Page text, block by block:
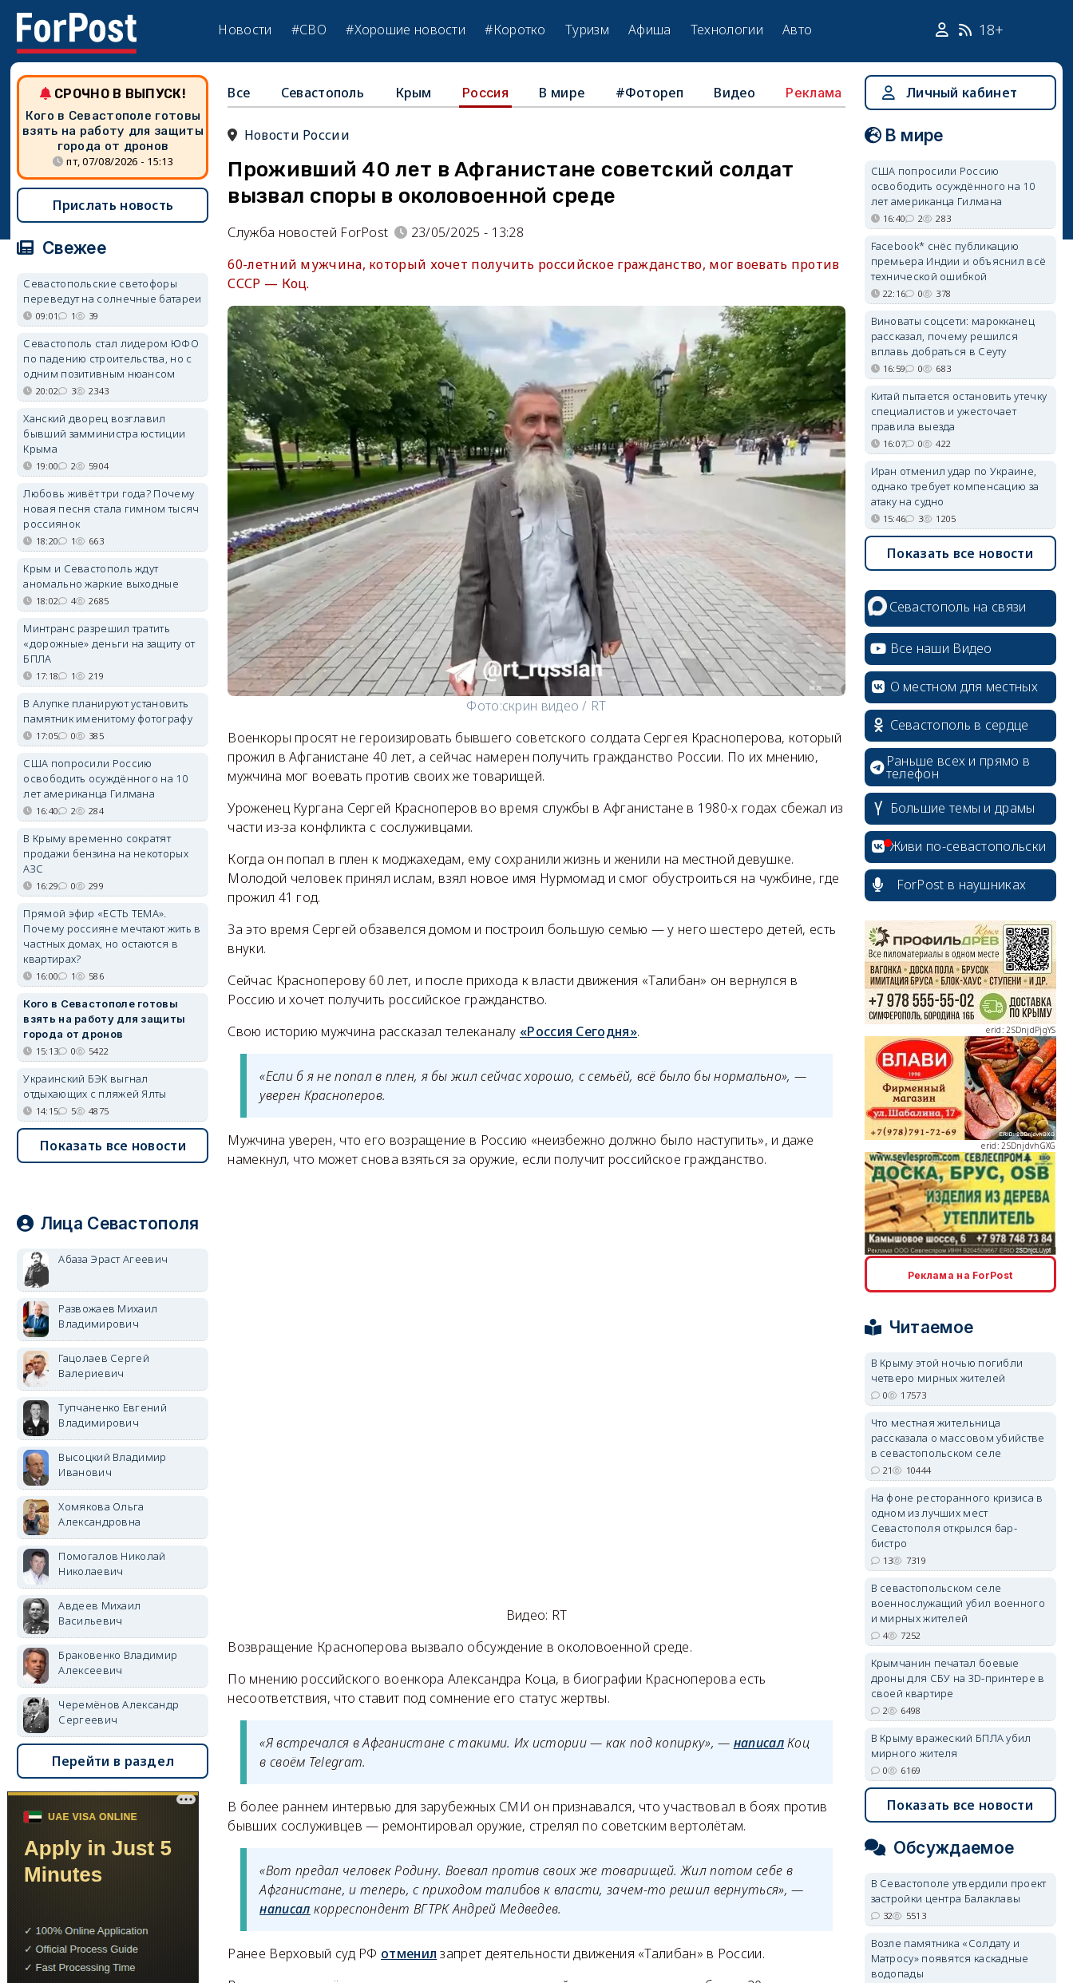
Новости #СВО #Хорошие новости #Коротко Туризм Афиша Технологии Авто 18+
Все Севастополь Крым Россия В мире #Фотореп Видео Реклама
Новости России
Проживший 40 лет в Афганистане советский солдат
вызвал споры в околовоенной среде
Служба новостей ForPost
23/05/2025 - 13:28
60-летний мужчина, который хочет получить российское гражданство, мог воевать против
СССР — Коц.
Фото:скрин видео / RT
Военкоры просят не героизировать бывшего советского солдата Сергея Красноперова, который
прожил в Афганистане 40 лет, а сейчас намерен получить гражданство России. По их мнению,
мужчина мог воевать против своих же товарищей.
Уроженец Кургана Сергей Красноперов во время службы в Афганистане в 1980-х годах сбежал из
части из-за конфликта с сослуживцами.
Когда он попал в плен к моджахедам, ему сохранили жизнь и женили на местной девушке.
Молодой человек принял ислам, взял новое имя Нурмомад и смог обустроиться на чужбине, где
прожил 41 год.
За это время Сергей обзавелся домом и построил большую семью — у него шестеро детей, есть
внуки.
Сейчас Красноперову 60 лет, и после прихода к власти движения «Талибан» он вернулся в
Россию и хочет получить российское гражданство.
Свою историю мужчина рассказал телеканалу «Россия Сегодня».
«Если б я не попал в плен, я бы жил сейчас хорошо, с семьёй, всё было бы нормально», —
уверен Красноперов.
Мужчина уверен, что его возращение в Россию «неизбежно должно было наступить», и даже
намекнул, что может снова взяться за оружие, если получит российское гражданство.
Видео: RT
Возвращение Красноперова вызвало обсуждение в околовоенной среде.
По мнению российского военкора Александра Коца, в биографии Красноперова есть
несоответствия, что ставит под сомнение его статус жертвы.
«Я встречался в Афганистане с такими. Их истории — как под копирку», — написалКоц
в своём Telegram.
В более раннем интервью для зарубежных СМИ он признавался, что участвовал в боях против
бывших сослуживцев — ремонтировал оружие, стрелял по советским вертолётам.
«Вот предал человек Родину. Воевал против своих же товарищей. Жил потом себе в
Афганистане, и теперь, с приходом талибов к власти, зачем-то решил вернуться», —
написал корреспондент ВГТРК Андрей Медведев.
Ранее Верховый суд РФ отменил запрет деятельности движения «Талибан» в России.
СРОЧНО В ВЫПУСК!
Кого в Севастополе готовы
взять на работу для защиты
города от дронов
пт, 07/08/2026 - 15:13
Прислать новость
Свежее
Севастопольские светофоры
переведут на солнечные батареи
09:01 1 39
Севастополь стал лидером ЮФО
по падению строительства, но с
одним позитивным нюансом
20:02 3 2343
Ханский дворец возглавил
бывший замминистра юстиции
Крыма
19:00 2 5904
Любовь живёт три года? Почему
новая песня стала гимном тысяч
россиянок
18:20 1 663
Крым и Севастополь ждут
аномально жаркие выходные
18:02 4 2685
Минтранс разрешил тратить
«дорожные» деньги на защиту от
БПЛА
17:18 1 219
В Алупке планируют установить
памятник именитому фотографу
17:05 0 385
США попросили Россию
освободить осуждённого на 10
лет американца Гилмана
16:40 2 284
В Крыму временно сократят
продажи бензина на некоторых
АЗС
16:29 0 299
Прямой эфир «ЕСТЬ ТЕМА».
Почему россияне мечтают жить в
частных домах, но остаются в
квартирах?
16:00 1 586
Кого в Севастополе готовы
взять на работу для защиты
города от дронов
15:13 0 5422
Украинский БЭК выгнал
отдыхающих с пляжей Ялты
14:15 5 4875
Показать все новости
Лица Севастополя
Абаза Эраст Агеевич
Развожаев Михаил
Владимирович
Гацолаев Сергей
Валериевич
Тупчаненко Евгений
Владимирович
Высоцкий Владимир
Иванович
Хомякова Ольга
Александровна
Помогалов Николай
Николаевич
Авдеев Михаил
Васильевич
Браковенко Владимир
Алексеевич
Черемёнов Александр
Сергеевич
Перейти в раздел
Личный кабинет
В мире
США попросили Россию
освободить осуждённого на 10
лет американца Гилмана
16:40 2 283
Facebook* снёс публикацию
премьера Индии и объяснил всё
технической ошибкой
22:16 0 378
Виноваты соцсети: марокканец
рассказал, почему решился
вплавь добраться в Сеуту
16:59 0 683
Китай пытается остановить утечку
специалистов и ужесточает
правила выезда
16:07 0 422
Иран отменил удар по Украине,
однако требует компенсацию за
атаку на судно
15:46 3 1205
Показать все новости
Севастополь на связи
Все наши Видео
О местном для местных
Севастополь в сердце
Раньше всех и прямо в
телефон
Большие темы и драмы
Живи по-севастопольски
ForPost в наушниках
erid: 2SDnjdPjgYS
erid: 2SDnjdvhGXG
erid: 2SDnjcLUypt
erid: 2SDnjcrDNw6
erid: 2SDnjdvhGXG
Реклама на ForPost
Читаемое
В Крыму этой ночью погибли
четверо мирных жителей
0 17573
Что местная жительница
рассказала о массовом убийстве
в севастопольском селе
21 10444
На фоне ресторанного кризиса в
одном из лучших мест
Севастополя открылся бар-
бистро
13 7319
В севастопольском селе
военнослужащий убил военного
и мирных жителей
4 7252
Крымчанин печатал боевые
дроны для СБУ на 3D-принтере в
своей квартире
2 6498
В Крыму вражеский БПЛА убил
мирного жителя
0 6169
Показать все новости
Обсуждаемое
В Севастополе утвердили проект
застройки центра Балаклавы
32 5513
Возле памятника «Солдату и
Матросу» появятся каскадные
водопады